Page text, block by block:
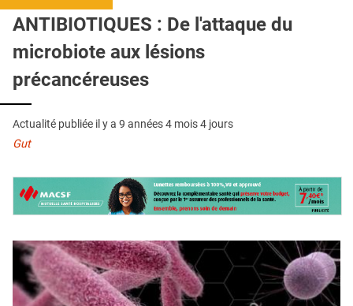
CRÉDITS
ANTIBIOTIQUES : De l'attaque du
microbiote aux lésions
précancéreuses
Actualité publiée il y a 9 années 4 mois 4 jours
Gut